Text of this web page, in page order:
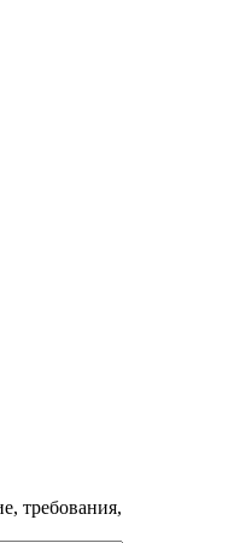
требования,